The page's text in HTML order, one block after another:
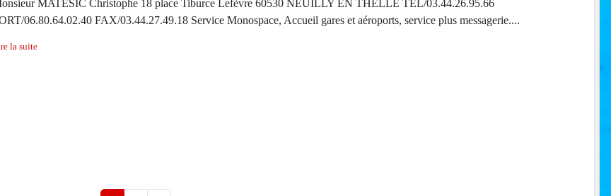
MATESIC Christophe 18 place Tiburce Lefèvre 60530 NEUILLY EN THELLE TEL/03.44.26.95.66
06.80.64.02.40 FAX/03.44.27.49.18 Service Monospace, Accueil gares et aéroports, service plus messagerie....
la suite